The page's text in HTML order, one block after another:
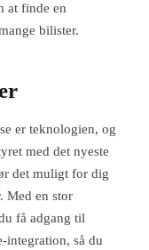
at finde en
bilister.
er teknologien, og
med det nyeste
det muligt for dig
Med en stor
få adgang til
integration, så du